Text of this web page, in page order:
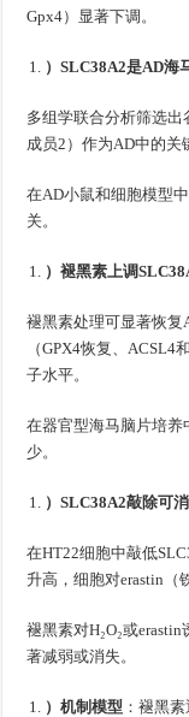
Gpx4）显著下调。
）SLC38A2是AD海
多组学联合分析筛选出
成员2）作为AD中的关
在AD小鼠和细胞模型
关。
）褪黑素上调
褪黑素处理可显著恢复
（GPX4恢复、
子水平。
在器官型海马脑片培养
少。
）SLC38A2敲除可
在HT22细胞中敲低
升高，细胞对erastin（
褪黑素对H₂O₂或
著减弱或消失。
）机制模型 ：褪黑